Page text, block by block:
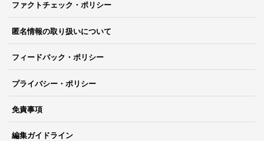
ファクトチェック・ポリシー
匿名情報の取り扱いについて
フィードバック・ポリシー
プライバシー・ポリシー
免責事項
編集ガイドライン